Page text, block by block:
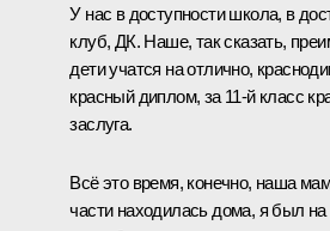
У нас в доступности школа, в
клуб, ДК. Наше, так сказать,
дети учатся на отлично,
красный диплом, за 11-й класс
заслуга.
Всё это время, конечно, наша
части находилась дома, я был